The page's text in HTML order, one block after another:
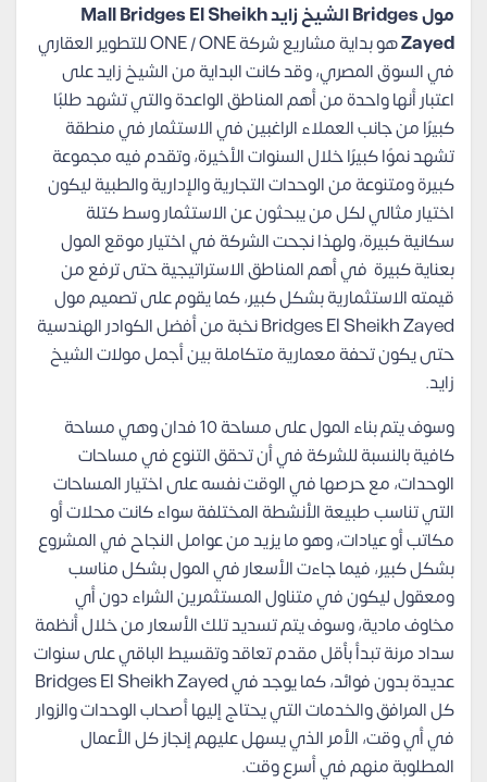
مول Bridges الشيخ زايد Mall Bridges El Sheikh
Zayed
هو بداية مشاريع شركة ONE / ONE للتطوير العقاري
في السوق المصري، وقد كانت البداية من الشيخ زايد على
اعتبار أنها واحدة من أهم المناطق الواعدة والتي تشهد طلبًا
كبيرًا من جانب العملاء الراغبين في الاستثمار في منطقة
تشهد نموًا كبيرًا خلال السنوات الأخيرة، وتقدم فيه مجموعة
كبيرة ومتنوعة من الوحدات التجارية والإدارية والطبية ليكون
اختيار مثالي لكل من يبحثون عن الاستثمار وسط كتلة
سكانية كبيرة، ولهذا نجحت الشركة في اختيار موقع المول
بعناية كبيرة في أهم المناطق الاستراتيجية حتى ترفع من
قيمته الاستثمارية بشكل كبير، كما يقوم على تصميم مول
Bridges El Sheikh Zayed نخبة من أفضل الكوادر الهندسية
حتى يكون تحفة معمارية متكاملة بين أجمل مولات الشيخ
زايد.
وسوف يتم بناء المول على مساحة 10 فدان وهي مساحة
كافية بالنسبة للشركة في أن تحقق التنوع في مساحات
الوحدات، مع حرصها في الوقت نفسه على اختيار المساحات
التي تناسب طبيعة الأنشطة المختلفة سواء كانت محلات أو
مكاتب أو عيادات، وهو ما يزيد من عوامل النجاح في المشروع
بشكل كبير، فيما جاءت الأسعار في المول بشكل مناسب
ومعقول ليكون في متناول المستثمرين الشراء دون أي
مخاوف مادية، وسوف يتم تسديد تلك الأسعار من خلال أنظمة
سداد مرنة تبدأ بأقل مقدم تعاقد وتقسيط الباقي على سنوات
عديدة بدون فوائد، كما يوجد في Bridges El Sheikh Zayed
كل المرافق والخدمات التي يحتاج إليها أصحاب الوحدات والزوار
في أي وقت، الأمر الذي يسهل عليهم إنجاز كل الأعمال
المطلوبة منهم في أسرع وقت.